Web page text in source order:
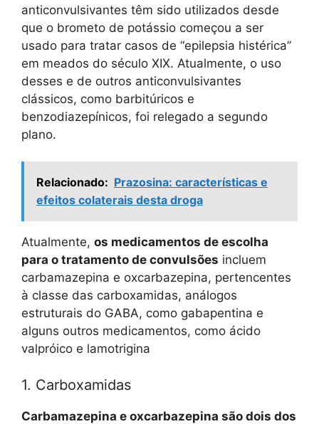
anticonvulsivantes têm sido utilizados desde
que o brometo de potássio começou a ser
usado para tratar casos de “epilepsia histérica” ​​
em meados do século XIX. Atualmente, o uso
desses e de outros anticonvulsivantes
clássicos, como barbitúricos e
benzodiazepínicos, foi relegado a segundo
plano.
Relacionado: Prazosina: características e
efeitos colaterais desta droga
Atualmente, os medicamentos de escolha
para o tratamento de convulsões incluem
carbamazepina e oxcarbazepina, pertencentes
à classe das carboxamidas, análogos
estruturais do GABA, como gabapentina e
alguns outros medicamentos, como ácido
valpróico e lamotrigina
1. Carboxamidas
Carbamazepina e oxcarbazepina são dois dos